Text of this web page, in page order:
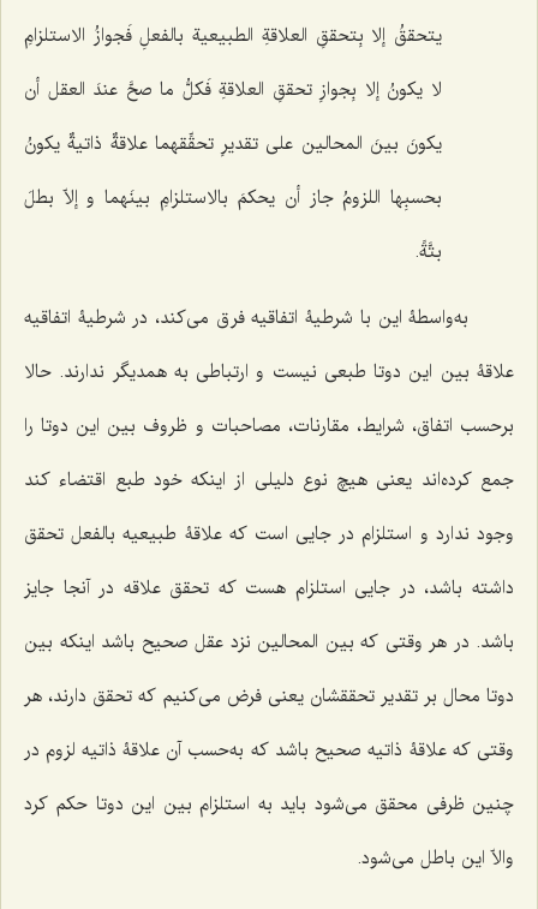
یتحققُ إلا بِتحققِ العلاقةِ الطبیعیة بالفعلِ فَجوازُ الاستلزامِ
لا یکونُ إلا بِجوازِ تحققِ العلاقةِ فَکلُّ ما صحَّ عندَ العقل أن
یکونَ بینَ المحالین على تقدیرِ تحقِّقهما علاقةٌ ذاتیةٌ یکونُ
بحسبِها اللزومُ جاز أن یحکمَ بالاستلزامِ بینَهما و إلاّ بطلَ
بتَّةً.
به‌واسطۀ این با شرطیۀ اتفاقیه فرق مى‌کند، در شرطیۀ اتفاقیه
علاقۀ بین این دوتا طبعى نیست و ارتباطى به همدیگر ندارند. حالا
برحسب اتفاق، شرایط، مقارنات، مصاحبات و ظروف بین این دوتا را
جمع کرده‌اند یعنى هیچ نوع دلیلى از اینکه خود طبع اقتضاء کند
وجود ندارد و استلزام در جایى است که علاقۀ طبیعیه بالفعل تحقق
داشته باشد، در جایى استلزام هست که تحقق علاقه در آنجا جایز
باشد. در هر وقتى که بین المحالین نزد عقل صحیح باشد اینکه بین
دوتا محال بر تقدیر تحققشان یعنى فرض مى‌کنیم که تحقق دارند، هر
وقتى که علاقۀ ذاتیه صحیح باشد که به‌حسب آن علاقۀ ذاتیه لزوم در
چنین ظرفى محقق مى‌شود باید به استلزام بین این دوتا حکم کرد
والاّ این باطل مى‌شود.